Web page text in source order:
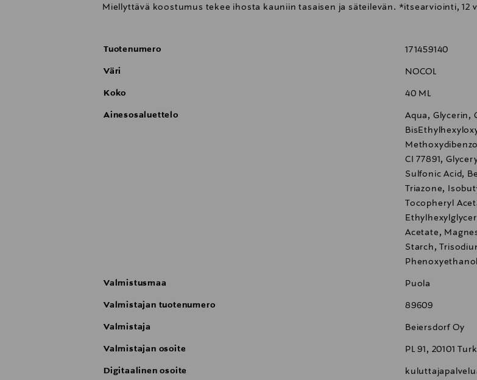
Miellyttävä koostumus tekee ihosta kauniin tasaisen ja säteilevän. *itsearviointi, 12
Tuotenumero 171459140
Väri NOCOL
Koko 40 ML
Ainesosaluettelo
Aqua, Glycerin,
CI 77891,
Sulfonic Acid,
Triazone,
Tocopheryl
Acetate,
Starch,
Valmistusmaa Puola
Valmistajan tuotenumero 89609
Valmistaja Beiersdorf Oy
Valmistajan osoite PL 91, 20101
Digitaalinen osoite